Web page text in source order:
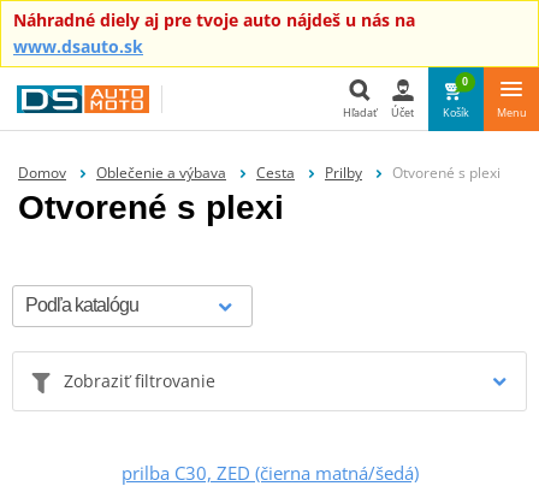
Náhradné diely aj pre tvoje auto nájdeš u nás na
www.dsauto.sk
Hľadať
Hľadať Účet
0
Košík Menu
Domov Oblečenie a výbava Cesta Prilby Otvorené s plexi
Otvorené s plexi
Zobraziť filtrovanie
prilba C30, ZED (čierna matná/šedá)